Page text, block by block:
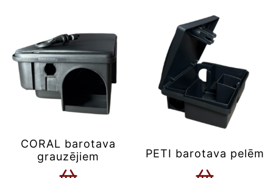
CORAL barotava
grauzējiem
PETI barotava pelēm